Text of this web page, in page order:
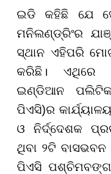
ଇଡି କହିଛି ଯେ
ମନିଲଣ୍ଡ୍ରିଂର
ସ୍ଥାନ ଏହିପରି
କରିଛି। ଏଥିରେ
ଇଣ୍ଡିଆନ
ପିଏସି)ର
ଓ ନିର୍ଦ୍ଦେଶକ
ଥିବା ୨ଟି
ପିଏସି